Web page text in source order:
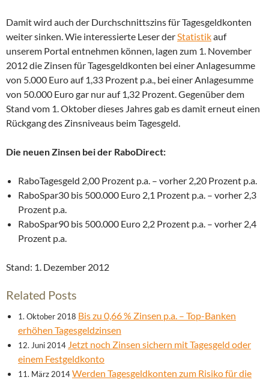
Damit wird auch der Durchschnittszins für Tagesgeldkonten
weiter sinken. Wie interessierte Leser derStatistikauf
unserem Portal entnehmen können, lagen zum 1. November
2012 die Zinsen für Tagesgeldkonten bei einer Anlagesumme
von 5.000 Euro auf 1,33 Prozent p.a., bei einer Anlagesumme
von 50.000 Euro gar nur auf 1,32 Prozent. Gegenüber dem
Stand vom 1. Oktober dieses Jahres gab es damit erneut einen
Rückgang des Zinsniveaus beim Tagesgeld.
Die neuen Zinsen bei der RaboDirect:
RaboTagesgeld 2,00 Prozent p.a. – vorher 2,20 Prozent p.a.
RaboSpar30 bis 500.000 Euro 2,1 Prozent p.a. – vorher 2,3
Prozent p.a.
RaboSpar90 bis 500.000 Euro 2,2 Prozent p.a. – vorher 2,4
Prozent p.a.
Stand: 1. Dezember 2012
Related Posts
1. Oktober 2018 Bis zu 0,66 % Zinsen p.a. – Top-Banken
erhöhen Tagesgeldzinsen
12. Juni 2014 Jetzt noch Zinsen sichern mit Tagesgeld oder
einem Festgeldkonto
11. März 2014Werden Tagesgeldkonten zum Risiko für die